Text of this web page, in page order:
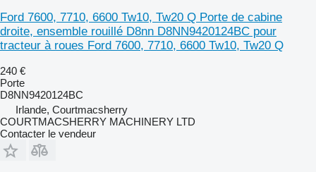
Ford 7600, 7710, 6600 Tw10, Tw20 Q Porte de cabine
droite, ensemble rouillé D8nn D8NN9420124BC pour
tracteur à roues Ford 7600, 7710, 6600 Tw10, Tw20 Q
240 €
Porte
D8NN9420124BC
Irlande, Courtmacsherry
COURTMACSHERRY MACHINERY LTD
Contacter le vendeur